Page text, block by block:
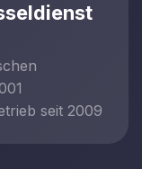
seit 2009